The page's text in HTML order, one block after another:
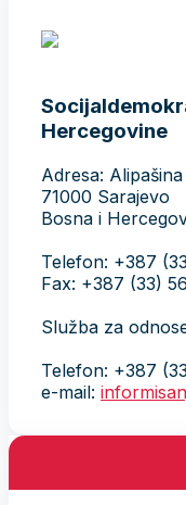
Hercegovine
Adresa: Alipašina
71000 Sarajevo
Bosna i
Telefon: +387
Fax: +387 (33)
Služba za
Telefon: +387
e-mail: